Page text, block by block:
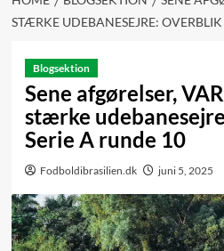
STÆRKE UDEBANESEJRE:
Blogsektion
Sene afgørelser,
stærke
Serie A runde 10
Fodboldibrasilien.dk juni 5, 2025